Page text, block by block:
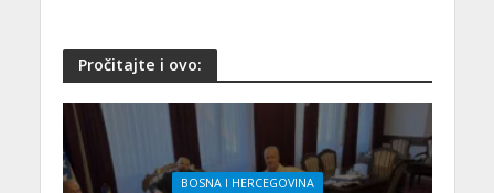
Pročitajte i ovo:
BOSNA I HERCEGOVINA